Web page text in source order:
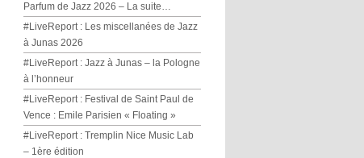
Parfum de Jazz 2026 – La suite…
#LiveReport : Les miscellanées de Jazz
à Junas 2026
#LiveReport : Jazz à Junas – la Pologne
à l’honneur
#LiveReport : Festival de Saint Paul de
Vence : Emile Parisien « Floating »
#LiveReport : Tremplin Nice Music Lab
– 1ère édition